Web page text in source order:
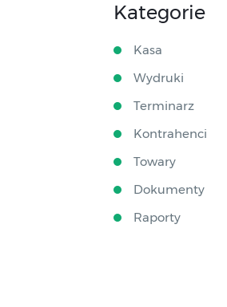
Kategorie
Kasa
Wydruki
Terminarz
Kontrahenci
Towary
Dokumenty
Raporty